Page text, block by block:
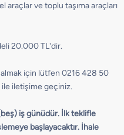
araçlar ve toplu taşıma araçları
20.000 TL'dir.
almak için lütfen 0216 428 50
iletişime geçiniz.
iş günüdür. İlk teklifle
başlayacaktır. İhale